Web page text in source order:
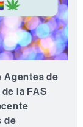
Agentes de
la FAS
de